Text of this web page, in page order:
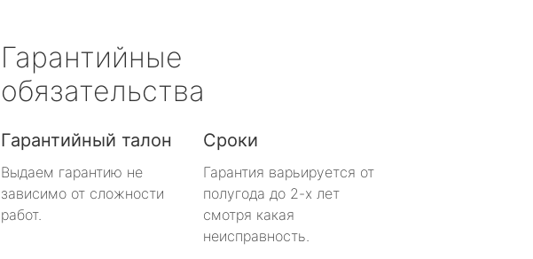
Гарантийные
обязательства
Гарантийный талон
Выдаем гарантию не
зависимо от сложности
работ.
Сроки
Гарантия варьируется от
полугода до 2-х лет
смотря какая
неисправность.